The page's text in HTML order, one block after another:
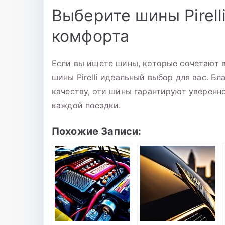
Выберите шины
комфорта
Если вы ищете шины, которые сочетают
шины Pirelli идеальный выбор для вас.
качеству, эти шины гарантируют
каждой поездки.
Похожие Записи: